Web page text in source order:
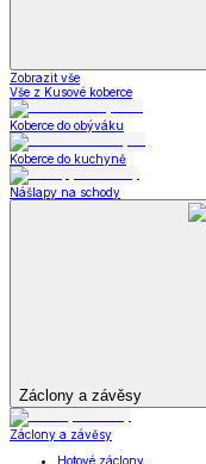
Zobrazit vše
Vše z Kusové koberce
Koberce do obýváku
Koberce do kuchyně
Nášlapy na schody
Záclony a závěsy
Záclony a závěsy
Hotové záclony